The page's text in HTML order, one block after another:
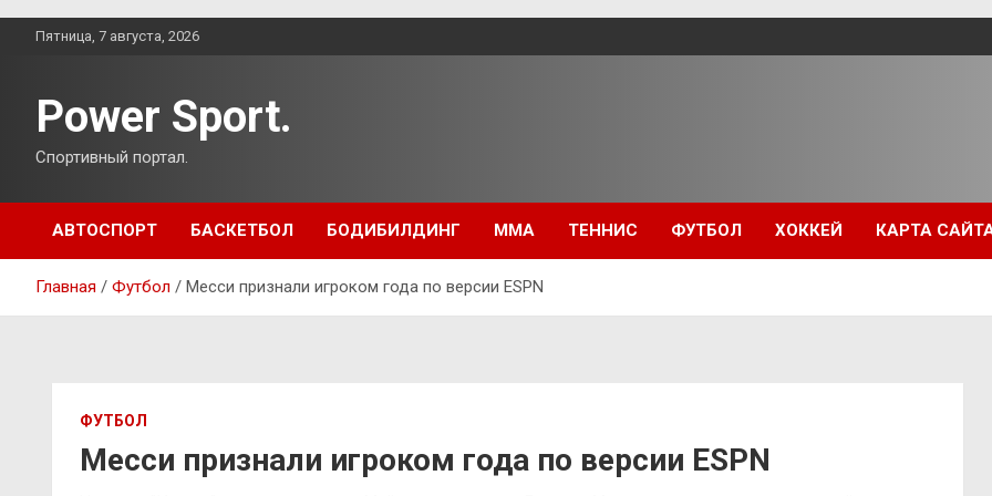
ПерейтиПятница, 7 августа, 2026
Power Sport.
Спортивный портал.
АВТОСПОРТ БАСКЕТБОЛ БОДИБИЛДИНГ ММА ТЕННИС ФУТБОЛ ХОККЕЙ КАРТА
Главная Футбол Месси признали игроком года по версии ESPN
ФУТБОЛ
Месси признали игроком года по версии ESPN